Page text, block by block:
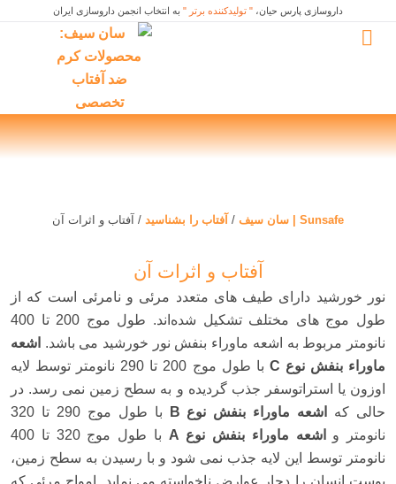
داروسازی پارس حیان، " تولیدکننده برتر " به انتخاب انجمن داروسازی ایران
Sunsafe | سان سیف / آفتاب را بشناسید / آفتاب و اثرات آن
آفتاب و اثرات آن
نور خورشید دارای طیف های متعدد مرئی و نامرئی است كه از
طول موج های مختلف تشكیل شده‌اند. طول موج 200 تا 400
نانومتر مربوط به اشعه ماوراء بنفش نور خورشید می باشد. اشعه
ماوراء بنفش نوع C
با طول موج 200 تا 290 نانومتر توسط لایه
اوزون یا استراتوسفر جذب گردیده و به سطح زمین نمی رسد. در
حالی كه
اشعه ماوراء بنفش نوع B
با طول موج 290 تا 320
نانومتر و
اشعه ماوراء بنفش نوع A
با طول موج 320 تا 400
نانومتر توسط این لایه جذب نمی شود و با رسیدن به سطح زمین،
پوست انسان را دچار عوارض ناخواسته می نماید. امواج مرئی كه